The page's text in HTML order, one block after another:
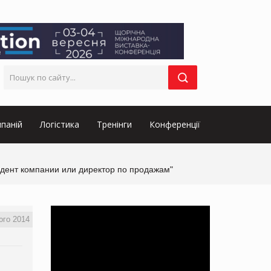
Логістика Тренінги Конференції
компании или директор по продажам"
2014